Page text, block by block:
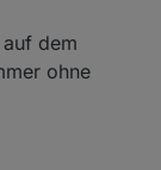
dem
ohne